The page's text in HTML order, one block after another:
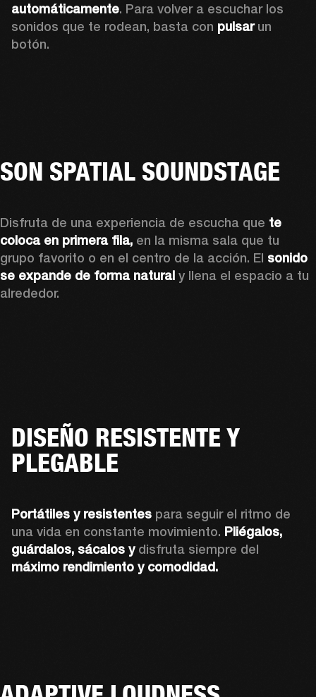
automáticamente. Para volver a escuchar los
sonidos que te rodean, basta con pulsar un
botón.
SON SPATIAL SOUNDSTAGE
Disfruta de una experiencia de escucha que te
coloca en primera fila, en la misma sala que tu
grupo favorito o en el centro de la acción. El sonido
se expande de forma natural y llena el espacio a tu
alrededor.
DISEÑO RESISTENTE Y
PLEGABLE
Portátiles y resistentes para seguir el ritmo de
una vida en constante movimiento. Pliégalos,
guárdalos, sácalos y
máximo rendimiento y comodidad.